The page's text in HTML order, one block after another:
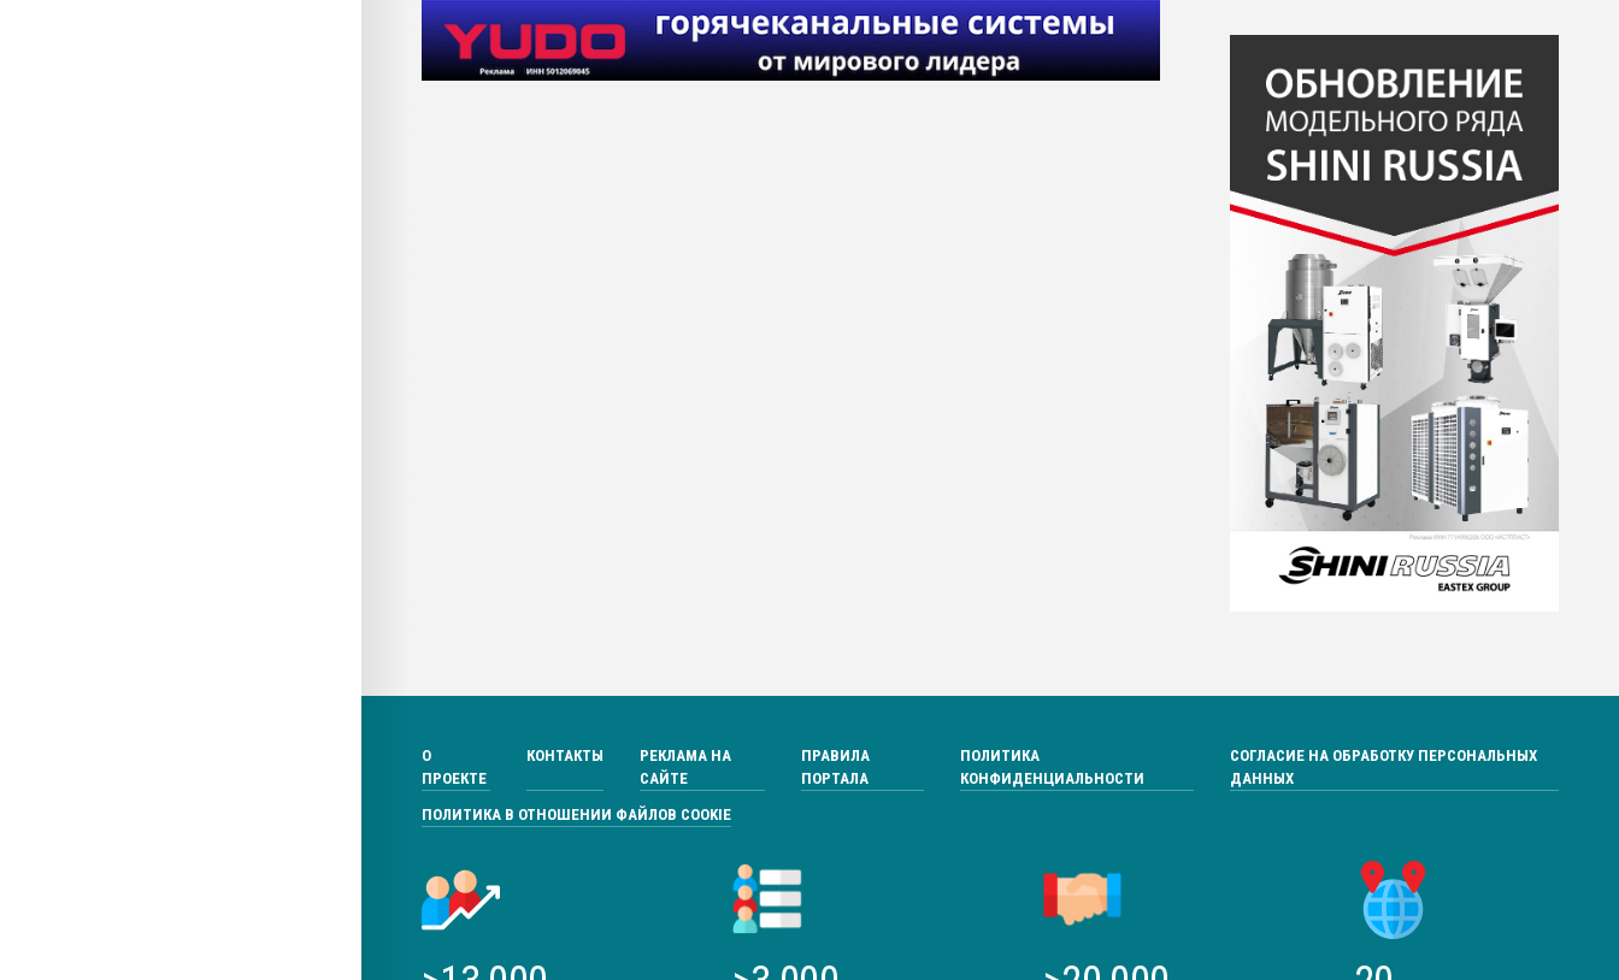
О
ПРОЕКТЕ
КОНТАКТЫ
РЕКЛАМА НА
САЙТЕ
ПРАВИЛА
ПОРТАЛА
ПОЛИТИКА
КОНФИДЕНЦИАЛЬНОСТИ
СОГЛАСИЕ НА ОБРАБОТКУ ПЕРСОНАЛЬНЫХ
ДАННЫХ
ПОЛИТИКА В ОТНОШЕНИИ ФАЙЛОВ COOKIE